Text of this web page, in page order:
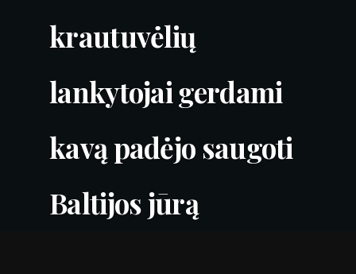
krautuvėlių
lankytojai gerdami
kavą padėjo saugoti
Baltijos jūrą